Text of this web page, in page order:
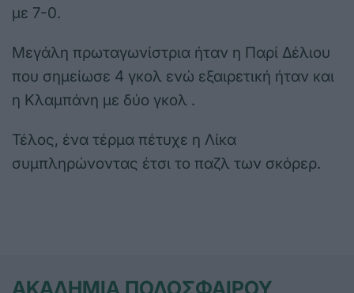
με 7-0.
Μεγάλη πρωταγωνίστρια ήταν η Παρί Δέλιου
που σημείωσε 4 γκολ ενώ εξαιρετική ήταν και
η Κλαμπάνη με δύο γκολ .
Τέλος, ένα τέρμα πέτυχε η Λίκα
συμπληρώνοντας έτσι το παζλ των σκόρερ.